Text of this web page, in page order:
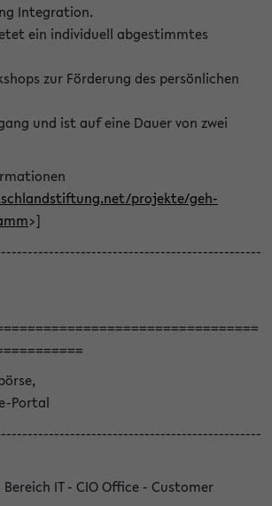
Integration.
ein individuell abgestimmtes
zur Förderung des persönlichen
und ist auf eine Dauer von zwei
projekte/geh-
>]
Portal
IT - CIO Office - Customer